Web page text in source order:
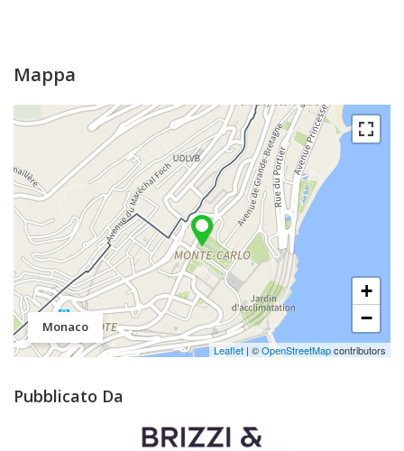
Mappa
Monaco
+
−
Leaflet | ©OpenStreetMapcontributors
Pubblicato Da